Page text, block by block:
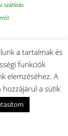
szállítás
a tartalmak és
funkciók
elemzéséhez. A
hozzájárul a sütik